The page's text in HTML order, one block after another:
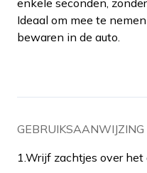
Ideaal om mee te
bewaren in de auto.
GEBRUIKSAANWIJZING
1. Wrijf zachtjes over het